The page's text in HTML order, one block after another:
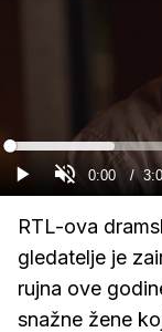
GledajUpali
zvuk
Current
Time
0:00 /
Loaded:
22.13%
RTL-ova
gledatelje je
rujna ove
snažne žene